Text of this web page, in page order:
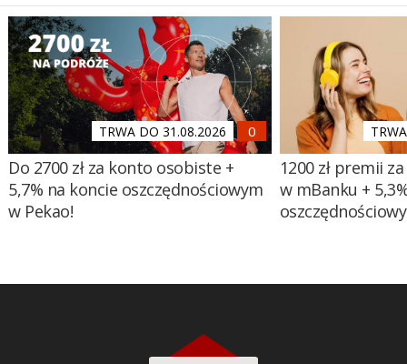
TRWA DO 31.08.2026
Do 2700 zł za konto osobiste +
5,7% na koncie oszczędnościowym
w Pekao!
1200 zł premii
w mBanku +